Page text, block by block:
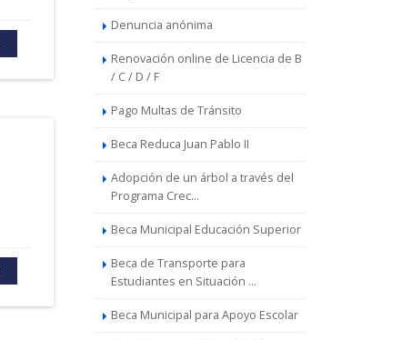
Denuncia anónima
Renovación online de Licencia de B
/ C / D / F
Pago Multas de Tránsito
Beca Reduca Juan Pablo II
Adopción de un árbol a través del
Programa Crec...
Beca Municipal Educación Superior
Beca de Transporte para
Estudiantes en Situación ...
Beca Municipal para Apoyo Escolar